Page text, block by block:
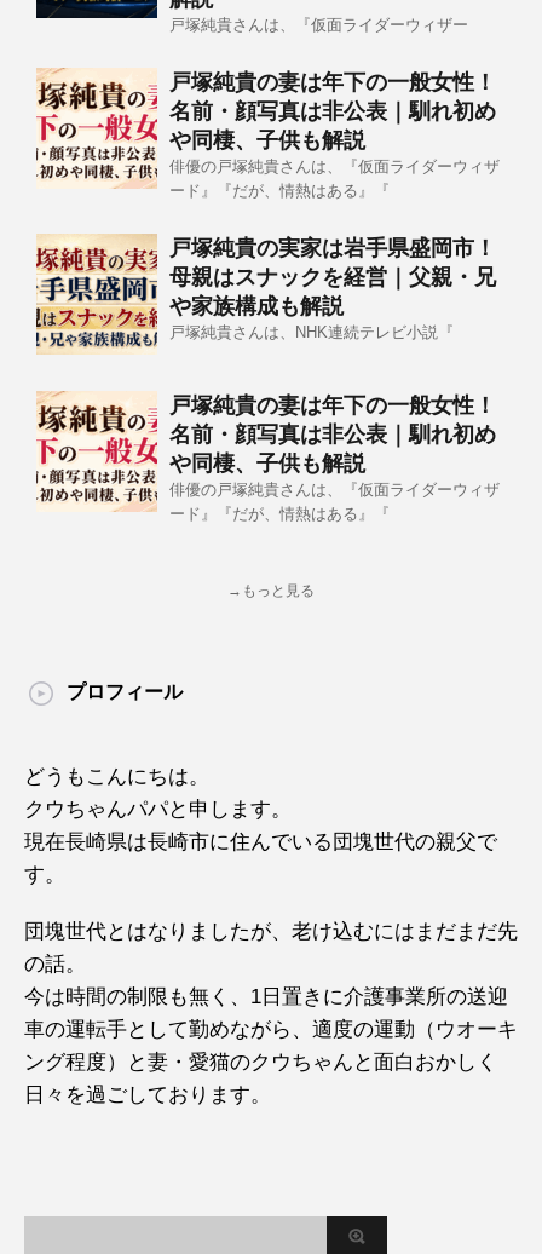
戸塚純貴さんは、『仮面ライダーウィザー
戸塚純貴の妻は年下の一般女性！
名前・顔写真は非公表｜馴れ初め
や同棲、子供も解説
俳優の戸塚純貴さんは、『仮面ライダーウィザ
ード』『だが、情熱はある』『
戸塚純貴の実家は岩手県盛岡市！
母親はスナックを経営｜父親・兄
や家族構成も解説
戸塚純貴さんは、NHK連続テレビ小説『
戸塚純貴の妻は年下の一般女性！
名前・顔写真は非公表｜馴れ初め
や同棲、子供も解説
俳優の戸塚純貴さんは、『仮面ライダーウィザ
ード』『だが、情熱はある』『
→もっと見る
プロフィール
どうもこんにちは。
クウちゃんパパと申します。
現在長崎県は長崎市に住んでいる団塊世代の親父で
す。
団塊世代とはなりましたが、老け込むにはまだまだ先
の話。
今は時間の制限も無く、1日置きに介護事業所の送迎
車の運転手として勤めながら、適度の運動（ウオーキ
ング程度）と妻・愛猫のクウちゃんと面白おかしく
日々を過ごしております。